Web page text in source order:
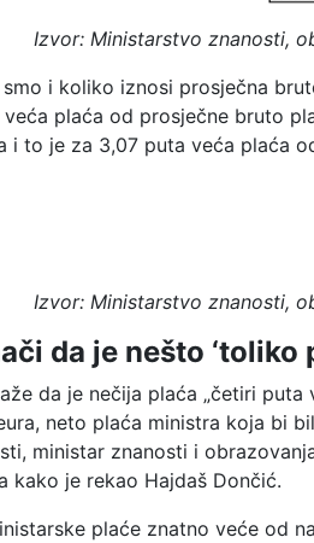
Izvor: Ministarstvo znanosti,
i koliko iznosi prosječna
plaća od prosječne bruto
i to je za 3,07 puta veća plaća
Izvor: Ministarstvo znanosti,
da je nešto ‘toliko
da je nečija plaća „četiri
neto plaća ministra koja bi
ministar znanosti i
kako je rekao Hajdaš Dončić.
plaće znatno veće od